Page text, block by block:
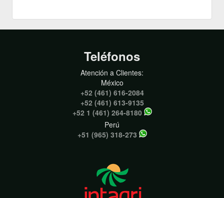
Teléfonos
Atención a Clientes:
México
+52 (461) 616-2084
+52 (461) 613-9135
+52 1 (461) 264-8180
Perú
+51 (965) 318-273